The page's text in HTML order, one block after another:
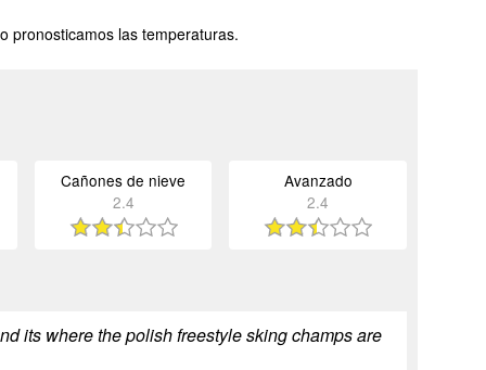
pronosticamos las temperaturas.
Cañones de nieve
2.4
Avanzado
2.4
its where the polish freestyle sking champs are